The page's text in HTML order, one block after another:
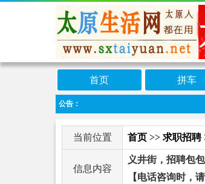
首页 拼车
公告：
当前位置 首页 >> 求职招聘
信息内容
义井街，招聘包
【电话咨询时，